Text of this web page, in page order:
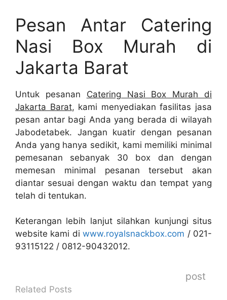
Pesan Antar Catering
Nasi Box Murah di
Jakarta Barat
Untuk pesanan Catering Nasi Box Murah di
Jakarta Barat, kami menyediakan fasilitas jasa
pesan antar bagi Anda yang berada di wilayah
Jabodetabek. Jangan kuatir dengan pesanan
Anda yang hanya sedikit, kami memiliki minimal
pemesanan sebanyak 30 box dan dengan
memesan minimal pesanan tersebut akan
diantar sesuai dengan waktu dan tempat yang
telah di tentukan.
Keterangan lebih lanjut silahkan kunjungi situs
website kami diwww.royalsnackbox.com / 021-
93115122 / 0812-90432012.
post
Related Posts